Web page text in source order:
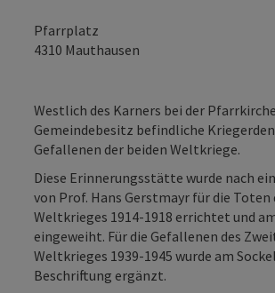
Pfarrplatz
4310 Mauthausen
Westlich des Karners bei der
Gemeindebesitz befindliche
Gefallenen der beiden Weltkriege.
Diese Erinnerungsstätte wurde nach
von Prof. Hans Gerstmayr für die Toten
Weltkrieges 1914-1918 errichtet und
eingeweiht. Für die Gefallenen des
Weltkrieges 1939-1945 wurde am
Beschriftung ergänzt.